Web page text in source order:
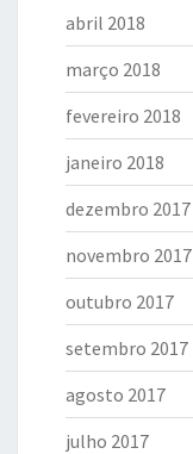
abril 2018
março 2018
fevereiro 2018
janeiro 2018
dezembro 2017
novembro 2017
outubro 2017
setembro 2017
agosto 2017
julho 2017